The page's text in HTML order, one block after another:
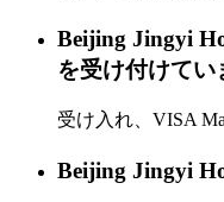
Beijing Jingyi
を受け付けてい
受け入れ、VISA
Beijing Jingyi